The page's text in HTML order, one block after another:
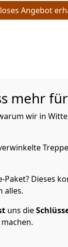
Angebot
mehr
wir in
Paket? Dieses
alles.
uns die